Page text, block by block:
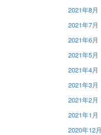
2021年8月
2021年7月
2021年6月
2021年5月
2021年4月
2021年3月
2021年2月
2021年1月
2020年12月